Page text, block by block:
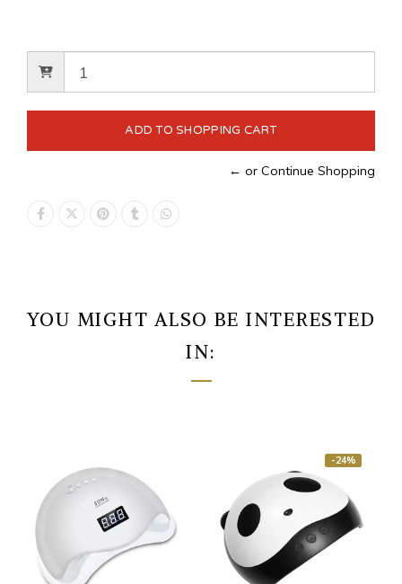
← or Continue Shopping
YOU MIGHT ALSO BE INTERESTED
IN:
-24%